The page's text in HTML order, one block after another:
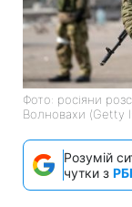
Фото: росіяни
Волновахи (Getty
Розумій
чутки з